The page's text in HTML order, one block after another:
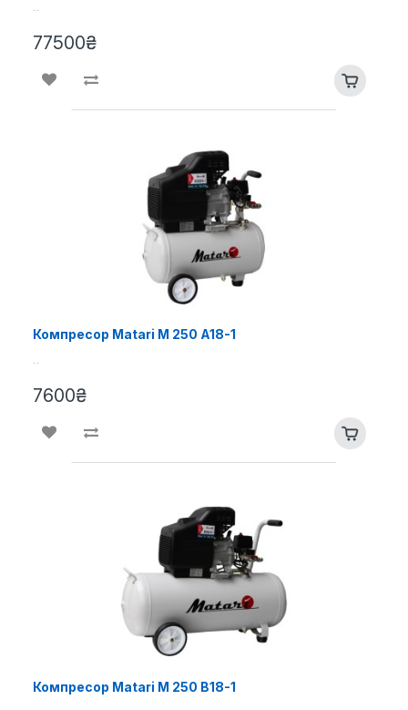
77500₴
Компресор Matari M 250 A18-1
7600₴
Компресор Matari M 250 B18-1